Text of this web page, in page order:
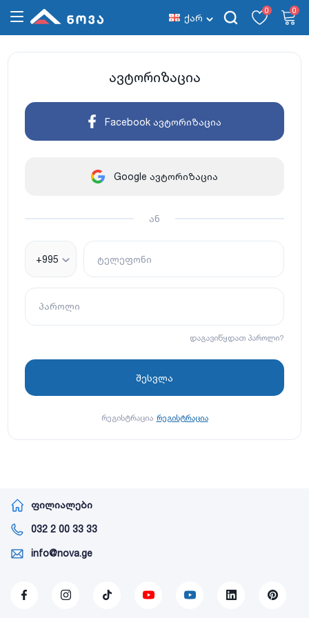
ქარ
0 0
ავტორიზაცია
Facebook ავტორიზაცია
Google ავტორიზაცია
ან
+995 ტელეფონი
პაროლი
დაგავიწყდათ პაროლი?
რეგისტრაცია რეგისტრაცია
ფილიალები
032 2 00 33 33
info@nova.ge